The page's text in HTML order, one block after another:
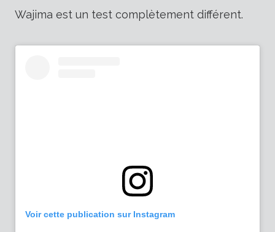
Wajima est un test complètement différent.
Voir cette publication sur Instagram